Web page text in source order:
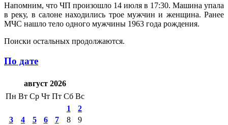
Напомним, что ЧП произошло 14 июля в 17:30. Машина упала
в реку, в салоне находились трое мужчин и женщина. Ранее
МЧС нашло тело одного мужчины 1963 года рождения.
Поиски остальных продолжаются.
По дате
август 2026
Пн Вт Ср Чт Пт Сб Вс
1
2
3
4 5 6 7 8
9